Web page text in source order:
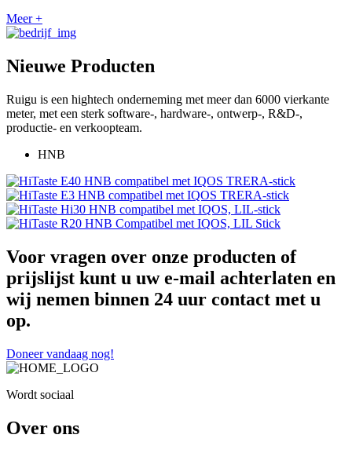
Meer +
Nieuwe Producten
Ruigu is een hightech onderneming met meer dan 6000 vierkante
meter, met een sterk software-, hardware-, ontwerp-, R&D-,
productie- en verkoopteam.
HNB
Voor vragen over onze producten of
prijslijst kunt u uw e-mail achterlaten en
wij nemen binnen 24 uur contact met u
op.
Doneer vandaag nog!
Wordt sociaal
Over ons